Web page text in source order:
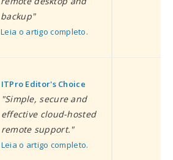
backup"
Leia o artigo completo.
ITPro Editor's Choice
"Simple, secure and
effective cloud-hosted
remote support."
Leia o artigo completo.